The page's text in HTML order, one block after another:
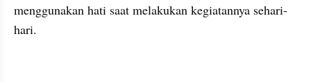
menggunakan hati saat melakukan kegiatannya sehari-
hari.